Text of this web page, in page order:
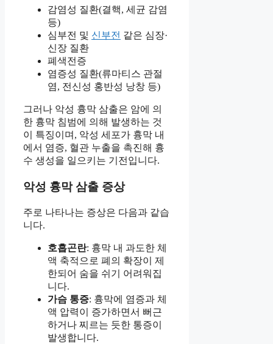
감염성 질환(결핵, 세균 감염
등)
심부전 및 신부전 같은 심장·
신장 질환
폐색전증
염증성 질환(류마티스 관절
염, 전신성 홍반성 낭창 등)
그러나 악성 흉막 삼출은 암에 의
한 흉막 침범에 의해 발생하는 것
이 특징이며, 악성 세포가 흉막 내
에서 염증, 혈관 누출을 촉진해 흉
수 생성을 일으키는 기전입니다.
악성 흉막 삼출 증상
주로 나타나는 증상은 다음과 같습
니다.
호흡곤란: 흉막 내 과도한 체
액 축적으로 폐의 확장이 제
한되어 숨을 쉬기 어려워집
니다.
가슴 통증: 흉막에 염증과 체
액 압력이 증가하면서 뻐근
하거나 찌르는 듯한 통증이
발생합니다.